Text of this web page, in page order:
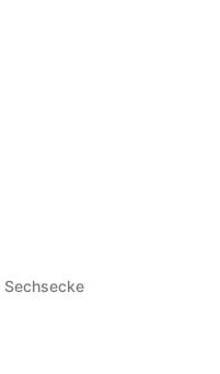
Sechsecke